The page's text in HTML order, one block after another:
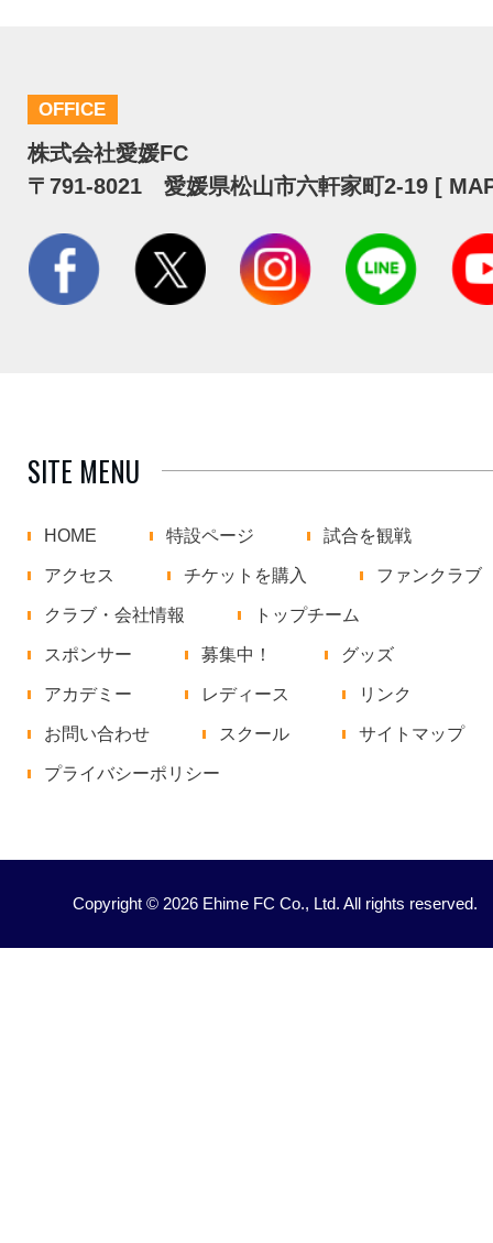
OFFICE
株式会社愛媛FC
〒791-8021 愛媛県松山市六軒家町2-19 [
SITE MENU
HOME 特設ページ 試合を観戦
アクセス チケットを購入 ファンクラブ
クラブ・会社情報 トップチーム
スポンサー 募集中！ グッズ
アカデミー レディース リンク
お問い合わせ スクール サイトマップ
プライバシーポリシー
Copyright © 2026 Ehime FC Co., Ltd. All rights reserved.